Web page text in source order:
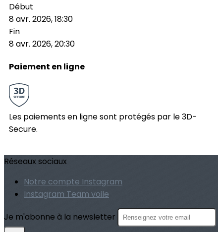
Début
8 avr. 2026, 18:30
Fin
8 avr. 2026, 20:30
Paiement en ligne
Les paiements en ligne sont protégés par le 3D-
Secure.
Réseaux sociaux
Notre compte Instagram
Instagram Team voile
Je m'abonne à la newsletter